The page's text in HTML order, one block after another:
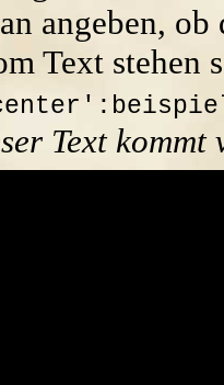
angeben,
Text stehen
Text kommt